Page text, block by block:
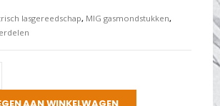
lasgereedschap, MIG gasmondstukken,